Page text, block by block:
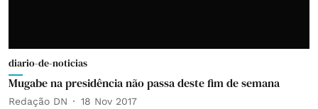
diario-de-noticias
Mugabe na presidência não passa deste fim de semana
Redação DN 18 Nov 2017